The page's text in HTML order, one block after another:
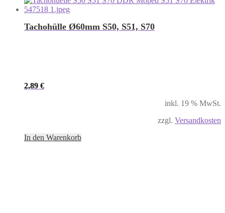
Tachohülle Ø60mm S50, S51, S70
2,89 €
inkl. 19 % MwSt.
zzgl. Versandkosten
In den Warenkorb